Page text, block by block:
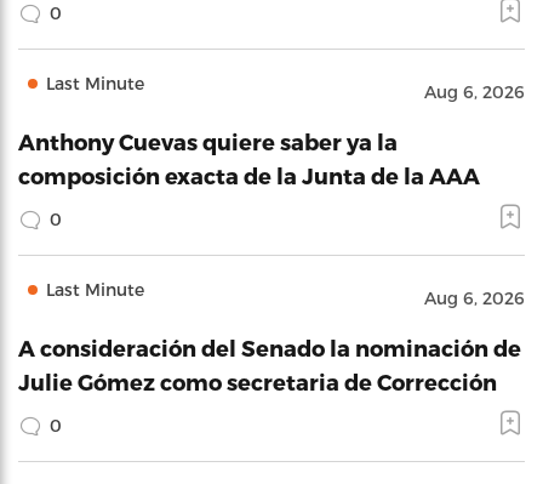
0
Last Minute Aug 6, 2026
Anthony Cuevas quiere saber ya la
composición exacta de la Junta de la AAA
0
Last Minute Aug 6, 2026
A consideración del Senado la nominación de
Julie Gómez como secretaria de Corrección
0